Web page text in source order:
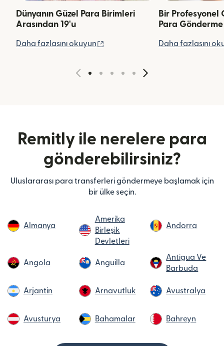
Dünyanın Güzel Para Birimleri
Arasından 19'u
Daha fazlasını okuyun (yeni pencerede açılır)
Bir Profesyonel
Para Gönderme
Daha fazlasını
Remitly ile nerelere para
gönderebilirsiniz?
Uluslararası para transferleri göndermeye başlamak için
bir ülke seçin.
Almanya
Amerika
Birleşik
Devletleri
Andorra
Angola Anguilla
Antigua Ve
Barbuda
Arjantin Arnavutluk Avustralya
Avusturya Bahamalar Bahreyn